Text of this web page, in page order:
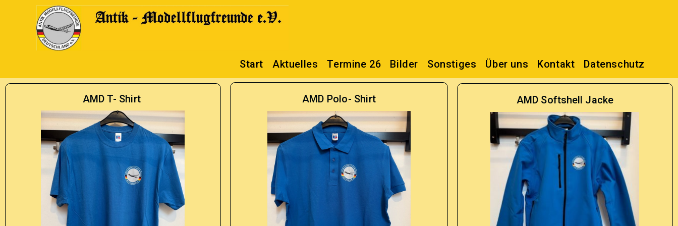
Start Aktuelles Termine 26 Bilder Sonstiges Über uns Kontakt Datenschutz
AMD T- Shirt AMD Polo- Shirt AMD Softshell Jacke